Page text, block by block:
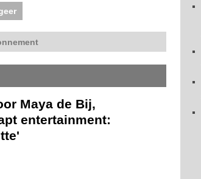
Maya de Bij,
entertainment: